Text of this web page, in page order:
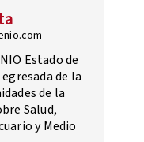
Estado de
de la
de la
Salud,
y Medio